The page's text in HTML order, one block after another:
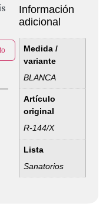
Información
adicional
Medida /
variante
BLANCA
Artículo
original
R-144/X
Lista
Sanatorios